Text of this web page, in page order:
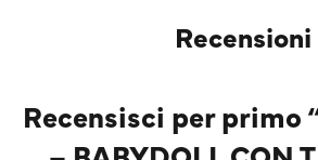
Recensioni
Recensisci per primo